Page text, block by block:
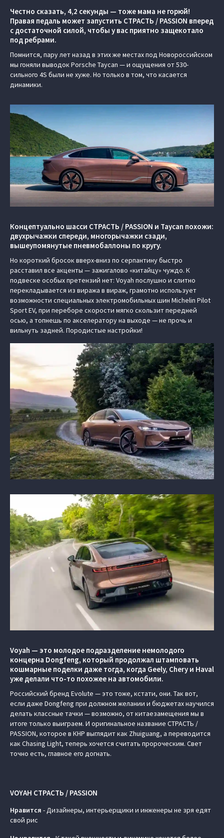
Честно сказать, 4,2 секунды — тоже мама не горюй!
Правая педаль может запустить СТРАСТЬ / PASSION вперед
с достаточной силой, чтобы у вас приятно защекотало
под ребрами.
Помнится, пару лет назад в этих же местах под Новороссийском
мы гоняли выводок Porsche Taycan — и ощущения от 530-
сильного 4S были не хуже. Но только в том, что касается
динамики.
Концептуально шасси СТРАСТЬ / PASSION и Taycan похожи:
двухрычажки спереди, многорычажки сзади,
вышеупомянутые пневмобаллоны по кругу.
Но короткий бросок вверх-вниз по серпантину быстро
расставил все акценты — зажигалово «китайцу» чуждо. К
подвеске особых претензий нет: Voyah послушно и слитно
перекладывается из виража в вираж, грамотно использует
возможности специальных электромобильных шин Michelin Pilot
Sport EV, при переборе скорости мягко скользит передней
осью, а топнешь по акселератору на выходе — не прочь и
вильнуть задней. Породистые настройки!
Voyah — это молодое подразделение немолодого
концерна Dongfeng, который продолжал штамповать
кошмарные поделки даже тогда, когда Geely, Chery и Haval
уже делали что-то похожее на автомобили.
Российский бренд Evolute — это тоже, кстати, они. Так вот,
если даже Dongfeng при должном желании и бюджетах научился
делать классные тачки — возможно, от китаезамещения мы в
итоге только выиграем. И оригинальное название СТРАСТЬ /
PASSION, которое в КНР выглядит как Zhuiguang, а переводится
как Chasing Light, теперь хочется считать пророческим. Свет
точно есть, главное его догнать.
VOYAH СТРАСТЬ / PASSION
Нравится - Дизайнеры, интерьерщики и инженеры не зря едят
свой рис